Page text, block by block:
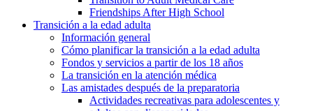
Friendships After High School
Transición a la edad adulta
Información general
Cómo planificar la transición a la edad adulta
Fondos y servicios a partir de los 18 años
La transición en la atención médica
Las amistades después de la preparatoria
Actividades recreativas para adolescentes y